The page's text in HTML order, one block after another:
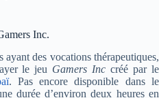
Inc.
ayant des vocations thérapeutiques,
le jeu Gamers Inc créé par le
. Pas encore disponible dans le
durée d’environ deux heures en